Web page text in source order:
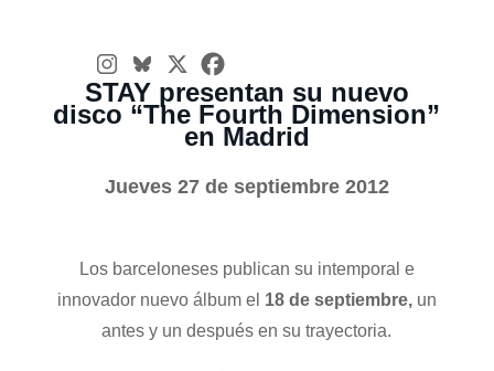
STAY presentan su nuevo
disco “The Fourth Dimension”
en Madrid
Jueves 27 de septiembre 2012
Los barceloneses publican su intemporal e
innovador nuevo álbum el 18 de septiembre, un
antes y un después en su trayectoria.